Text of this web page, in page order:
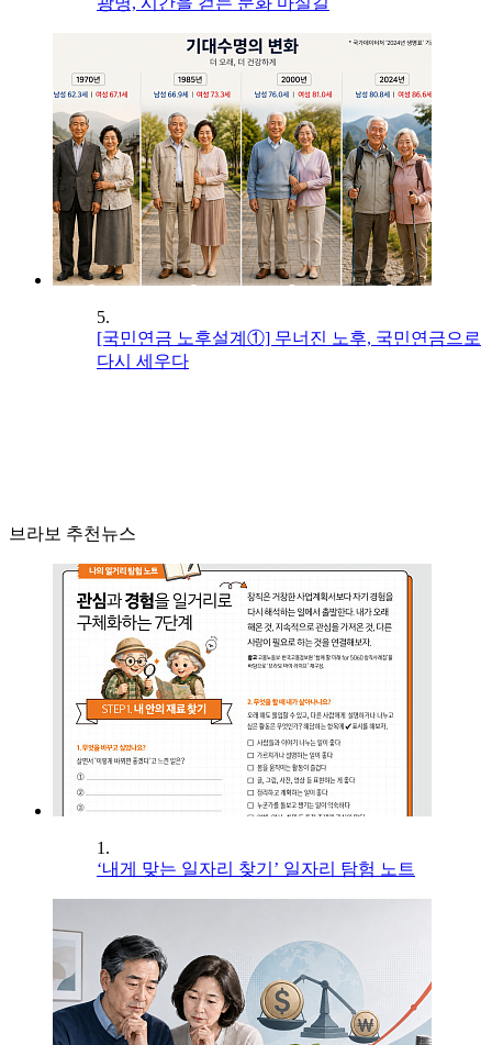
5.
[국민연금 노후설계①] 무너진 노후, 국민연금으로
다시 세우다
브라보 추천뉴스
1.
‘내게 맞는 일자리 찾기’ 일자리 탐험 노트